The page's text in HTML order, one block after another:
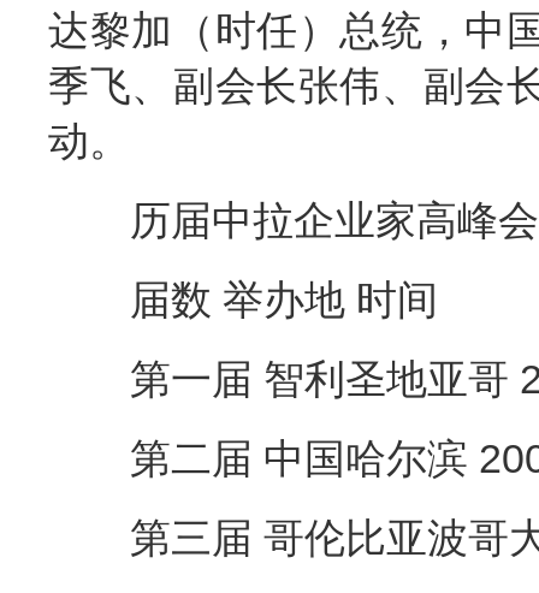
达黎加（时任）总统，中
季飞、副会长张伟、副会
动。
历届中拉企业家高峰
届数 举办地 时间
第一届 智利圣地亚哥
第二届 中国哈尔滨
第三届 哥伦比亚波哥